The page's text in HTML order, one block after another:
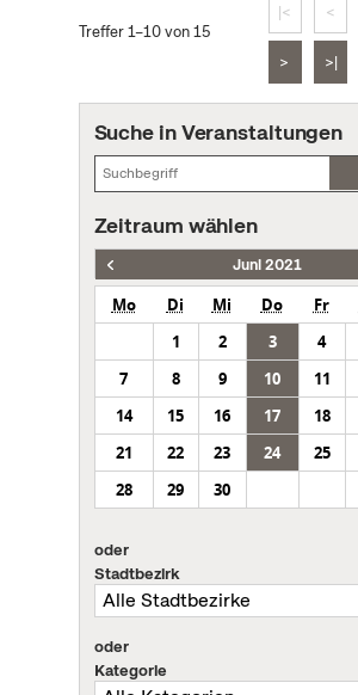
Treffer 1–10 von 15
|< <
> >|
Suche in Veranstaltungen
Zeitraum wählen
Juni 2021
Mo Di Mi Do Fr
1
2 3 4
7
8 9 10 11
14
15 16 17 18
21
22 23 24 25
28
29 30
oder
Stadtbezirk
oder
Kategorie